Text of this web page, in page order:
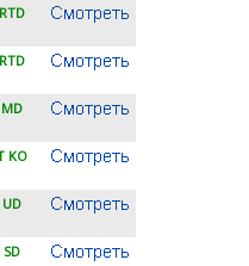
RTD
RTD
MD
KO
UD
SD